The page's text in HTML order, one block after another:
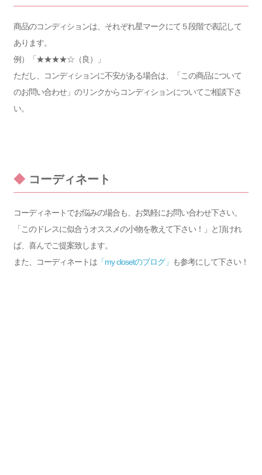
商品のコンディションは、それぞれ星マークにて５段階で表記して
あります。
例）「★★★★☆（良）」
ただし、コンディションに不安がある場合は、「この商品について
のお問い合わせ」のリンクからコンディションについてご相談下さ
い。
◆ コーディネート
コーディネートでお悩みの場合も、お気軽にお問い合わせ下さい。
「このドレスに似合うオススメの小物を教えて下さい！」と頂けれ
ば、喜んでご提案致します。
また、コーディネートは 「my closetのブログ」 も参考にして下さい！